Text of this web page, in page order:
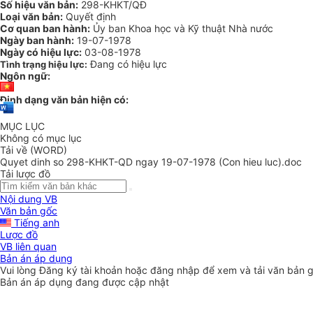
Số hiệu văn bản: 298-KHKT/QĐ
Loại văn bản: Quyết định
Cơ quan ban hành: Ủy ban Khoa học và Kỹ thuật Nhà nước
Ngày ban hành: 19-07-1978
Ngày có hiệu lực: 03-08-1978
Tình trạng hiệu lực: Đang có hiệu lực
Ngôn ngữ:
Định dạng văn bản hiện có:
MỤC LỤC
Không có mục lục
Tải về (WORD)
Quyet dinh so 298-KHKT-QD ngay 19-07-1978 (Con hieu luc).doc
Tải lược đồ
Nội dung VB
Văn bản gốc
Tiếng anh
Lược đồ
VB liên quan
Bản án áp dụng
Vui lòngĐăng ký tài khoản hoặc đăng nhập để xem và tải văn bản
Bản án áp dụng đang được cập nhật